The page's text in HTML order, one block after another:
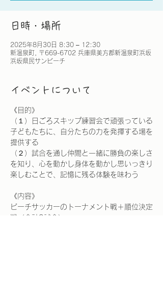
日時・場所
2025年8月30日 8:30 – 12:30
新温泉町, 〒669-6702 兵庫県美方郡新温泉町浜坂
浜坂県民サンビーチ
イベントについて
《目的》
（１）日ごろスキップ練習会で頑張っている
子どもたちに、自分たちの力を発揮する場を
提供する
（２）試合を通し仲間と一緒に勝負の楽しさ
を知り、心を動かし身体を動かし思いっきり
楽しむことで、記憶に残る体験を味わう
《内容》
ビーチサッカーのトーナメント戦＋順位決定
戦（合計3試合）